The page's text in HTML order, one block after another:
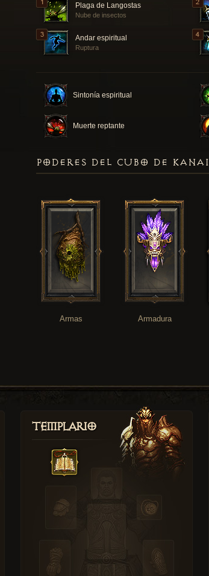
Plaga de Langostas
Nube de insectos
Andar espiritual
Ruptura
Sintonía espiritual
Muerte reptante
PODERES DEL CUBO DE KANAI
Armas Armadura
Templario